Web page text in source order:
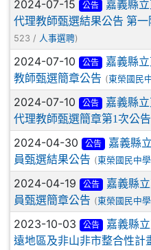
2024-07-15 公告
嘉義縣
代理教師甄選結果公告 第
523 / 人事選聘)
2024-07-10 公告
嘉義縣
教師甄選簡章公告 (東榮國民
2024-07-10 公告
嘉義縣
代理教師甄選簡章第1次公告
2024-04-30 公告
嘉義縣
員甄選結果公告 (東榮國民中學
2024-04-19 公告
嘉義縣
員甄選簡章公告 (東榮國民中學
2023-10-03 公告
嘉義縣
遠地區及非山非市整合性計